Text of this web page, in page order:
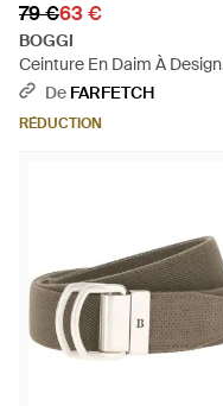
79 €63 €
BOGGI
Ceinture En Daim À Design
Tressé - Noir
De FARFETCH
RÉDUCTION